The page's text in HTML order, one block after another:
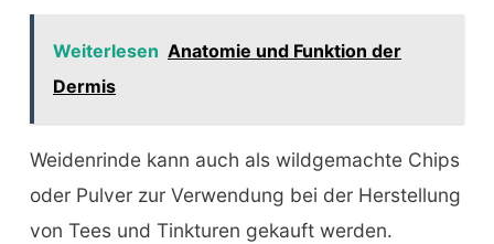
Weiterlesen Anatomie und Funktion der
Dermis
Weidenrinde kann auch als wildgemachte Chips
oder Pulver zur Verwendung bei der Herstellung
von Tees und Tinkturen gekauft werden.